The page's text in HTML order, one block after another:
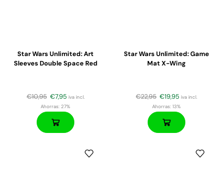
Star Wars Unlimited: Art
Sleeves Double Space Red
€10,95 €7,95 iva incl.
Ahorras: 27%
Star Wars Unlimited: Game
Mat X-Wing
€22,95 €19,95 iva incl.
Ahorras: 13%